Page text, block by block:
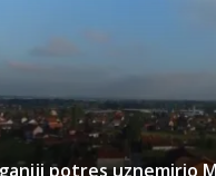
potres uznemirio